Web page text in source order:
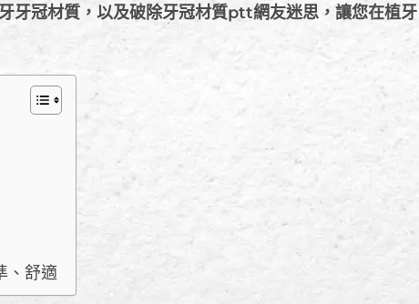
牙冠材質，以及破除牙冠材質ptt網友迷思，讓您在植牙
、舒適